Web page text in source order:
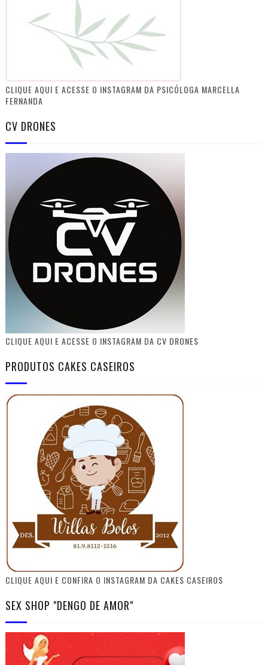
CLIQUE AQUI E ACESSE O INSTAGRAM DA PSICÓLOGA MARCELLA
FERNANDA
CV DRONES
CLIQUE AQUI E ACESSE O INSTAGRAM DA CV DRONES
PRODUTOS CAKES CASEIROS
CLIQUE AQUI E CONFIRA O INSTAGRAM DA CAKES CASEIROS
SEX SHOP "DENGO DE AMOR"